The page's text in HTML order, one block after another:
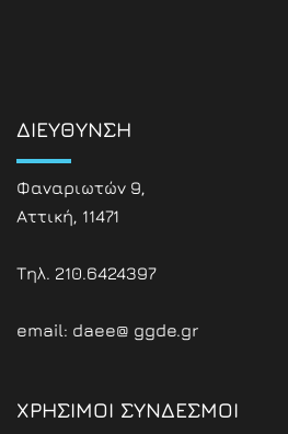
ΔΙΕΥΘΥΝΣΗ
Φαναριωτών 9,
Αττική, 11471
Τηλ. 210.6424397
email: daee@ ggde.gr
ΧΡΗΣΙΜΟΙ ΣΥΝΔΕΣΜΟΙ